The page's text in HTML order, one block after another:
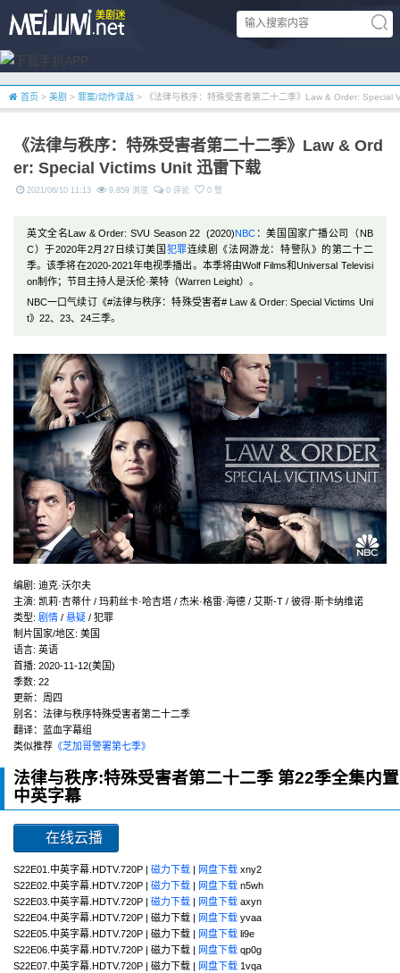
首页 > 美剧 > 罪案/动作谍战 > 《法律与秩序：特殊受害者第二十二季》Law & Order: Special
《法律与秩序：特殊受害者第二十二季》Law & Ord
er: Special Victims Unit 迅雷下载
2021/06/10 11:13 9,859 浏览 0 评论 0 赞
英文全名Law & Order: SVU Season 22 (2020)NBC ：美国国家广播公司（NB
C）于2020年2月27日续订美国 犯罪连续剧《法网游龙：特警队》的第二十二
季。该季将在2020-2021年电视季播出。本季将由Wolf Films和Universal Televisi
on制作；节目主持人是沃伦·莱特（Warren Leight）。
NBC一口气续订《#法律与秩序：特殊受害者# Law & Order: Special Victims Uni
t》22、23、24三季。
编剧 : 迪克·沃尔夫
主演: 凯莉·吉蒂什 / 玛莉丝卡·哈吉塔 / 杰米·格雷·海德 / 艾斯-T / 彼得·斯卡纳维诺
类型: 剧情 / 悬疑 / 犯罪
制片国家/地区: 美国
语言: 英语
首播: 2020-11-12(美国)
季数: 22
更新：周四
别名：法律与秩序特殊受害者第二十二季
翻译：蓝血字幕组
类似推荐 《芝加哥警署第七季》
法律与秩序:特殊受害者第二十二季 第22季全集内置
中英字幕
在线云播
S22E01.中英字幕.HDTV.720P | 磁力下载 | 网盘下载 xny2
S22E02.中英字幕.HDTV.720P | 磁力下载 | 网盘下载 n5wh
S22E03.中英字幕.HDTV.720P | 磁力下载 | 网盘下载 axyn
S22E04.中英字幕.HDTV.720P | 磁力下载 | 网盘下载 yvaa
S22E05.中英字幕.HDTV.720P | 磁力下载 | 网盘下载 li9e
S22E06.中英字幕.HDTV.720P | 磁力下载 | 网盘下载 qp0g
S22E07.中英字幕.HDTV.720P | 磁力下载 | 网盘下载 1vqa